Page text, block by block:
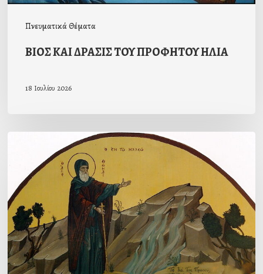
Πνευματικά Θέματα
ΒΙΟΣ ΚΑΙ ΔΡΑΣΙΣ ΤΟΥ ΠΡΟΦΗΤΟΥ ΗΛΙΑ
18 Ιουλίου 2026
ΘΩΜΑΣ
“ΕΝ
ΜΑΛΕΩ”